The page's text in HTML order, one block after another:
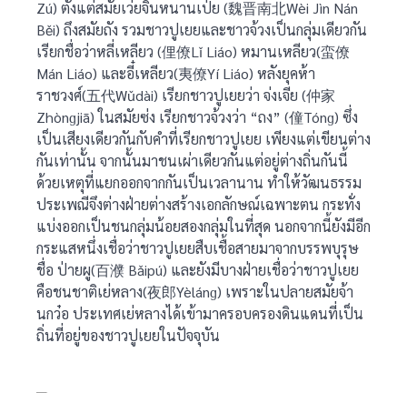
Zú) ตั้งแต่สมัยเว่ยจิ้นหนานเป่ย (魏晋南北Wèi Jìn Nán
Běi) ถึงสมัยถัง รวมชาวปูเยยและชาวจ้วงเป็นกลุ่มเดียวกัน
เรียกชื่อว่าหลี่เหลียว (俚僚Lǐ Liáo) หมานเหลียว(蛮僚
Mán Liáo) และอี๋เหลียว(夷僚Yí Liáo) หลังยุคห้า
ราชวงศ์(五代Wǔdài) เรียกชาวปูเยยว่า จ่งเจีย (仲家
Zhònɡjiā) ในสมัยซ่ง เรียกชาวจ้วงว่า “ถง” (僮Tónɡ) ซึ่ง
เป็นเสียงเดียวกันกับคำที่เรียกชาวปูเยย เพียงแต่เขียนต่าง
กันเท่านั้น จากนั้นมาชนเผ่าเดียวกันแต่อยู่ต่างถิ่นกันนี้
ด้วยเหตุที่แยกออกจากกันเป็นเวลานาน ทำให้วัฒนธรรม
ประเพณีจึงต่างฝ่ายต่างสร้างเอกลักษณ์เฉพาะตน กระทั่ง
แบ่งออกเป็นชนกลุ่มน้อยสองกลุ่มในที่สุด นอกจากนี้ยังมีอีก
กระแสหนึ่งเชื่อว่าชาวปูเยยสืบเชื้อสายมาจากบรรพบุรุษ
ชื่อ ป่ายผู(百濮 Bǎipú) และยังมีบางฝ่ายเชื่อว่าชาวปูเยย
คือชนชาติเย่หลาง(夜郎Yèlánɡ) เพราะในปลายสมัยจ้า
นกว๋อ ประเทศเย่หลางได้เข้ามาครอบครองดินแดนที่เป็น
ถิ่นที่อยู่ของชาวปูเยยในปัจจุบัน